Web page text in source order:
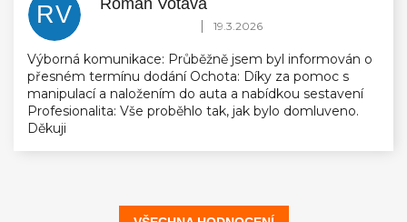
RV Hodnocení obchodu je 5 z 5 hvězdiček.
| 19.3.2026
Výborná komunikace: Průběžně jsem byl informován o
přesném termínu dodání Ochota: Díky za pomoc s
manipulací a naložením do auta a nabídkou sestavení
Profesionalita: Vše proběhlo tak, jak bylo domluveno.
Děkuji